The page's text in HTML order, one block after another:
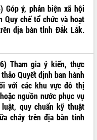
Góp ý, phản biện xã hội
Quy chế tổ chức và hoạt
địa bàn tỉnh Đắk Lắk.
Tham gia ý kiến, thực
Quyết định ban hành
với các khu vực đô thị
nguồn nước phục vụ
quy chuẩn kỹ thuật
cháy trên địa bàn tỉnh